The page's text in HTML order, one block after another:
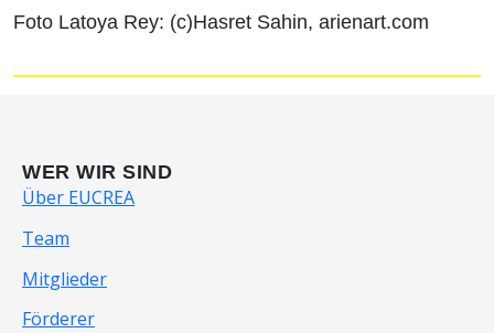
Foto Latoya Rey: (c)Hasret Sahin, arienart.com
WER WIR SIND
Über EUCREA
Team
Mitglieder
Förderer